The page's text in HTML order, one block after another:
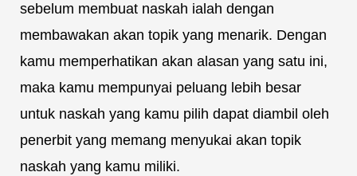
sebelum membuat naskah ialah dengan
membawakan akan topik yang menarik. Dengan
kamu memperhatikan akan alasan yang satu ini,
maka kamu mempunyai peluang lebih besar
untuk naskah yang kamu pilih dapat diambil oleh
penerbit yang memang menyukai akan topik
naskah yang kamu miliki.